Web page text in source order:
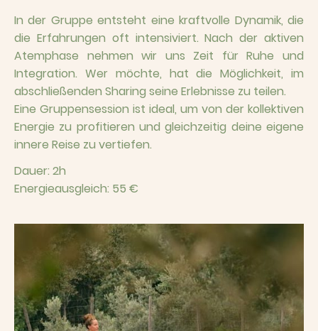
Dauer: 2h
Energieausgleich: 55 €
In der Gruppe entsteht eine kraftvolle Dynamik, die
die Erfahrungen oft intensiviert. Nach der aktiven
Atemphase nehmen wir uns Zeit für Ruhe und
Integration. Wer möchte, hat die Möglichkeit, im
abschließenden Sharing seine Erlebnisse zu teilen.
Eine Gruppensession ist ideal, um von der kollektiven
Energie zu profitieren und gleichzeitig deine eigene
innere Reise zu vertiefen.